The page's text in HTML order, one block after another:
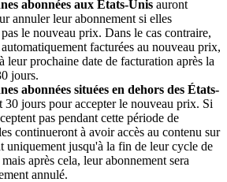
abonnées aux États-Unis auront
annuler leur abonnement si elles
le nouveau prix. Dans le cas contraire,
facturées au nouveau prix,
leur prochaine date de facturation après la
jours.
abonnées situées en dehors des États-
30 jours pour accepter le nouveau prix. Si
pas pendant cette période de
continueront à avoir accès au contenu sur
uniquement jusqu'à la fin de leur cycle de
après cela, leur abonnement sera
annulé.